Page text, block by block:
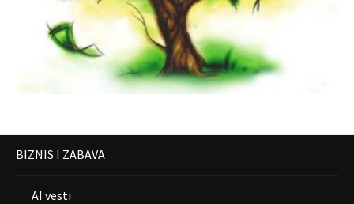
BIZNIS I ZABAVA
AI vesti